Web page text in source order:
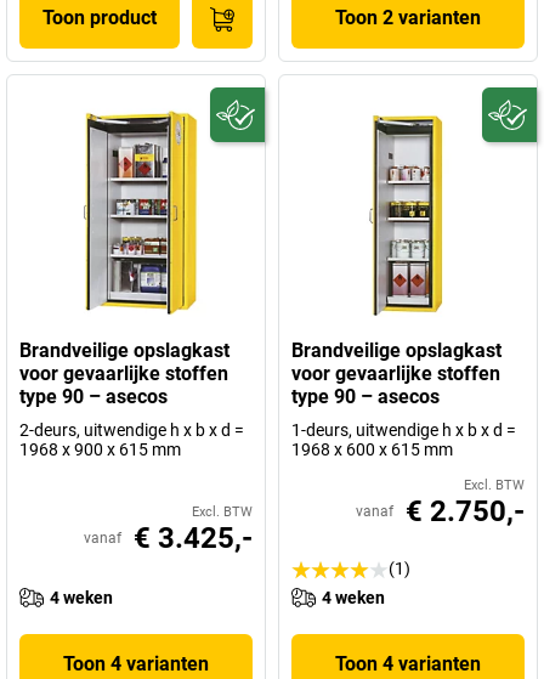
Toon product Toon 2 varianten
Brandveilige opslagkast
voor gevaarlijke stoffen
type 90 – asecos
2-deurs, uitwendige h x b x d =
1968 x 900 x 615 mm
Excl. BTW
vanaf € 3.425,-
4 weken
Toon 4 varianten
Brandveilige opslagkast
voor gevaarlijke stoffen
type 90 – asecos
1-deurs, uitwendige h x b x d =
1968 x 600 x 615 mm
Excl. BTW
vanaf € 2.750,-
(1)
4 weken
Toon 4 varianten